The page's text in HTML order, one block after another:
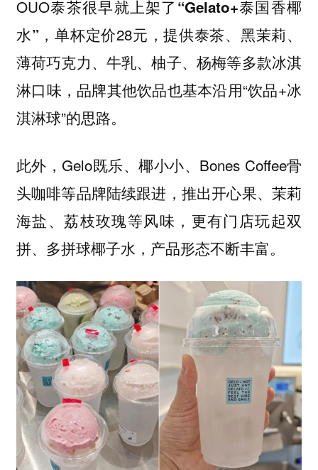
OUO泰茶很早就上架了 “Gelato+泰国香椰
水” ，单杯定价28元，提供泰茶、黑茉莉、
薄荷巧克力、牛乳、柚子、杨梅等多款冰淇
淋口味，品牌其他饮品也基本沿用“饮品+冰
淇淋球”的思路。
此外，Gelo既乐、椰小小、Bones Coffee骨
头咖啡等品牌陆续跟进，推出开心果、茉莉
海盐、荔枝玫瑰等风味，更有门店玩起双
拼、多拼球椰子水 ，产品形态不断丰富。